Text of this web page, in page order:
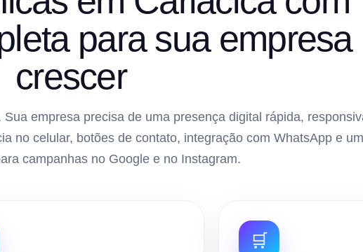
para sua empresa
crescer
empresa precisa de uma presença digital rápida,
no celular, botões de contato, integração com WhatsApp e
campanhas no Google e no Instagram.
🛒